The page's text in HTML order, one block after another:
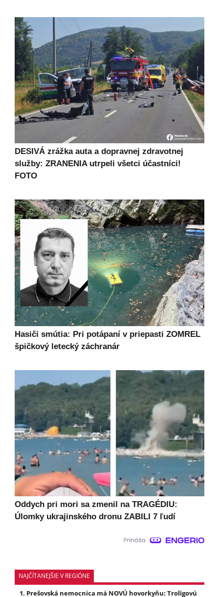
DESIVÁ zrážka auta a dopravnej zdravotnej
služby: ZRANENIA utrpeli všetci účastníci!
FOTO
Hasiči smútia: Pri potápaní v priepasti ZOMREL
špičkový letecký záchranár
Oddych pri mori sa zmenil na TRAGÉDIU:
Úlomky ukrajinského dronu ZABILI 7 ľudí
NAJČÍTANEJŠIE V REGIÓNE
Prešovská nemocnica má NOVÚ hovorkyňu: Troligovú